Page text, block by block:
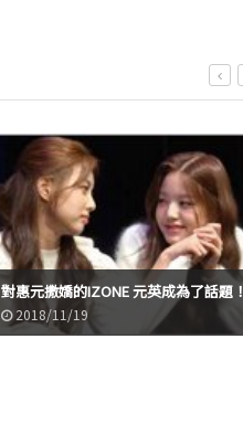
對惠元撒嬌的IZONE 元英成為了話題！
2018/11/19